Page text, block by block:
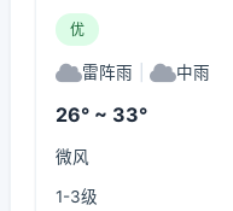
优
雷阵雨 中雨
26° ~ 33°
微风
1-3级